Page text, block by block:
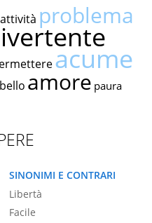
attività problema
acume
bello amore paura
SINONIMI E CONTRARI
Libertà
Facile